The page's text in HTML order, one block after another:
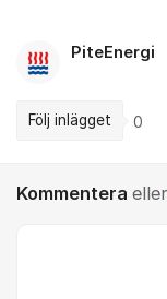
PiteEnergi
Följ inlägget 0
Kommentera eller